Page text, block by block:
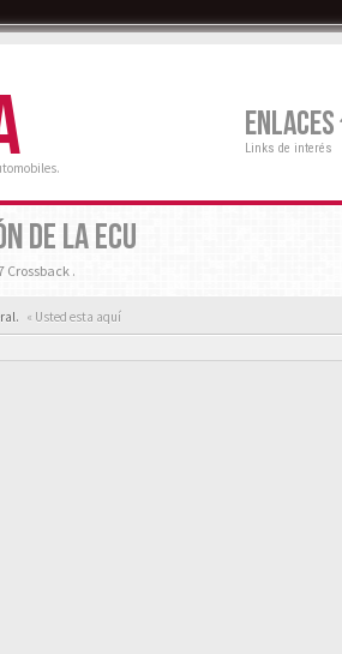
ENLACES
Links de interés
DE LA ECU
.
« Usted esta aquí